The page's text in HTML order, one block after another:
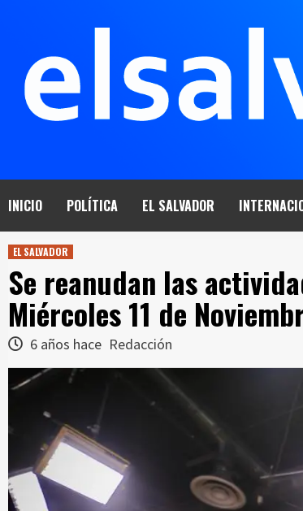
INICIO POLÍTICA EL SALVADOR
EL SALVADOR
Se reanudan las
Miércoles 11 de
6 años hace Redacción